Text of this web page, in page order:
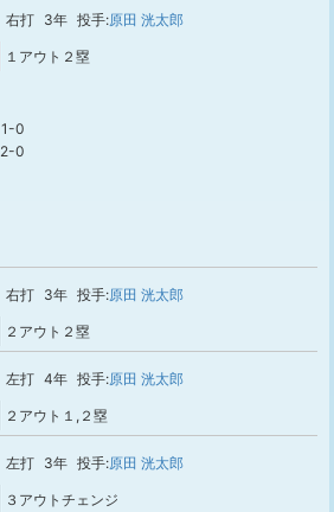
右打 3年 投手:原田 洸太郎
１アウト２塁
1-0
2-0
右打 3年 投手:原田 洸太郎
２アウト２塁
左打 4年 投手:原田 洸太郎
２アウト１,２塁
左打 3年 投手:原田 洸太郎
３アウトチェンジ